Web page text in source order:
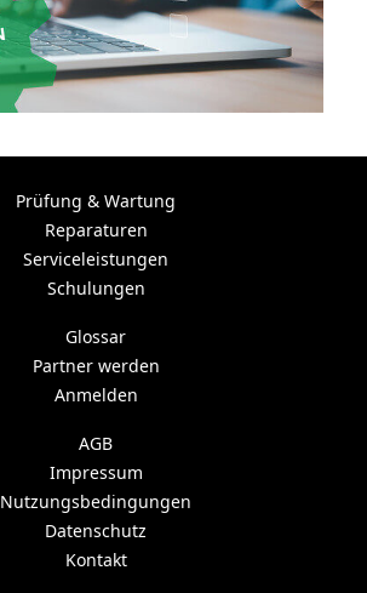
Prüfung & Wartung
Reparaturen
Serviceleistungen
Schulungen
Glossar
Partner werden
Anmelden
AGB
Impressum
Nutzungsbedingungen
Datenschutz
Kontakt